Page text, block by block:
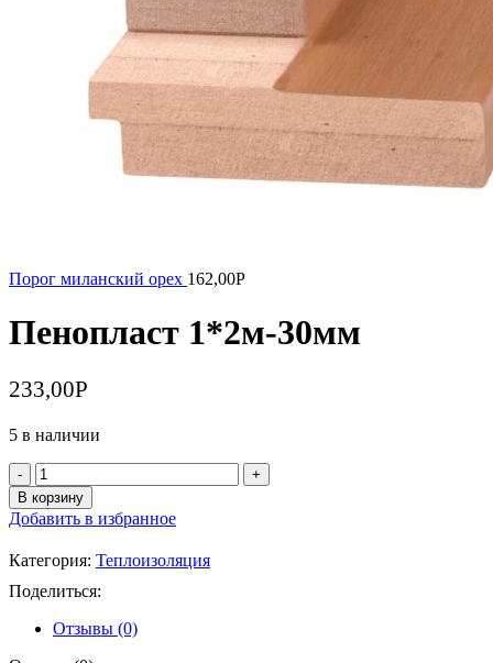
Порог миланский орех 162,00Р
Пенопласт 1*2м-30мм
233,00Р
5 в наличии
Количество
товара
Пенопласт
1*2м-30мм
В корзину
Добавить в избранное
Категория: Теплоизоляция
Поделиться:
Отзывы (0)